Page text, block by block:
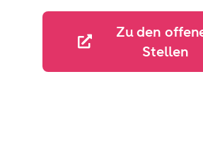
Zu den
Stellen